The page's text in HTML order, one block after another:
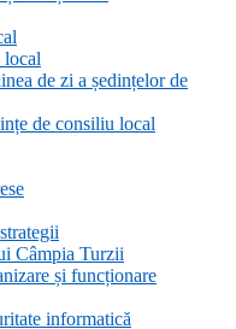
local
de zi a ședințelor de
de consiliu local
Câmpia Turzii
și funcționare
informatică